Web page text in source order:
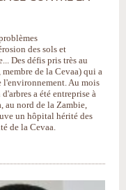
des sols et
Des défis pris très au
de la Cevaa) qui a
l'environnement. Au mois
a été entreprise à
nord de la Zambie,
un hôpital hérité des
de la Cevaa.